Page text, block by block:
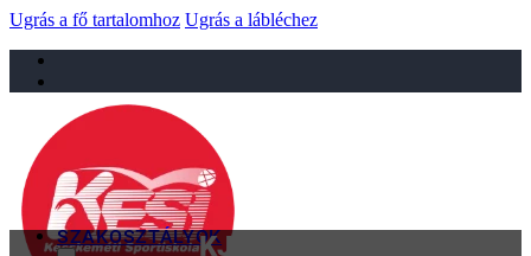
Ugrás a fő tartalomhoz Ugrás a lábléchez
sportiskola@juniorsportkft.hu
SZAKOSZTÁLYOKKJC ÉS KESI ÉRMEK AZ